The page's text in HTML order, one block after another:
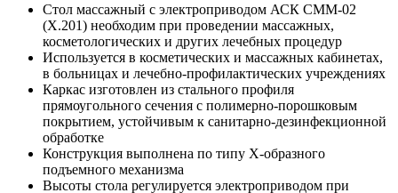
Стол массажный с электроприводом АСК СММ-02
(X.201) необходим при проведении массажных,
косметологических и других лечебных процедур
Используется в косметических и массажных кабинетах,
в больницах и лечебно-профилактических учреждениях
Каркас изготовлен из стального профиля
прямоугольного сечения с полимерно-порошковым
покрытием, устойчивым к санитарно-дезинфекционной
обработке
Конструкция выполнена по типу X-образного
подъемного механизма
Высоты стола регулируется электроприводом при